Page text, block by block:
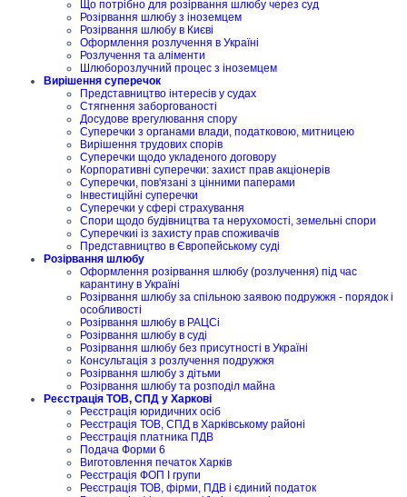
Що потрібно для розірвання шлюбу через суд
Розірвання шлюбу з іноземцем
Розірвання шлюбу в Києві
Оформлення розлучення в Україні
Розлучення та аліменти
Шлюборозлучний процес з іноземцем
Вирішення суперечок
Представництво інтересів у судах
Стягнення заборгованості
Досудове врегулювання спору
Суперечки з органами влади, податковою, митницею
Вирішення трудових спорів
Суперечки щодо укладеного договору
Корпоративні суперечки: захист прав акціонерів
Суперечки, пов'язані з цінними паперами
Інвестиційні суперечки
Суперечки у сфері страхування
Спори щодо будівництва та нерухомості, земельні спори
Суперечкиі із захисту прав споживачів
Представництво в Європейському суді
Розірвання шлюбу
Оформлення розірвання шлюбу (розлучення) під час
карантину в Україні
Розірвання шлюбу за спільною заявою подружжя - порядок і
особливості
Розірвання шлюбу в РАЦСі
Розірвання шлюбу в суді
Розірвання шлюбу без присутності в Україні
Консультація з розлучення подружжя
Розірвання шлюбу з дітьми
Розірвання шлюбу та розподіл майна
Реєстрація ТОВ, СПД у Харкові
Реєстрація юридичних осіб
Реєстрація ТОВ, СПД в Харківському районі
Реєстрація платника ПДВ
Подача Форми 6
Виготовлення печаток Харків
Реєстрація ФОП I групи
Реєстрація ТОВ, фірми, ПДВ і єдиний податок